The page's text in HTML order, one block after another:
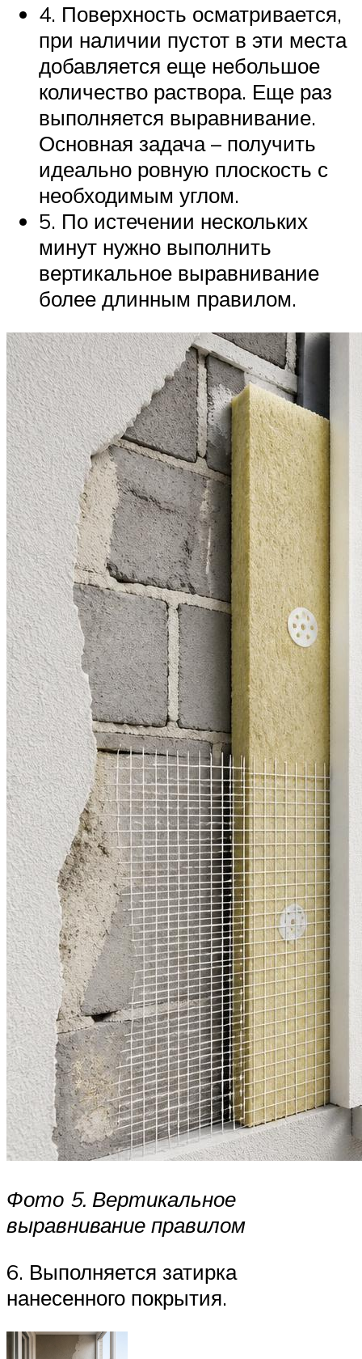
4. Поверхность осматривается,
при наличии пустот в эти места
добавляется еще небольшое
количество раствора. Еще раз
выполняется выравнивание.
Основная задача – получить
идеально ровную плоскость с
необходимым углом.
5. По истечении нескольких
минут нужно выполнить
вертикальное выравнивание
более длинным правилом.
Фото 5. Вертикальное
выравнивание правилом
6. Выполняется затирка
нанесенного покрытия.